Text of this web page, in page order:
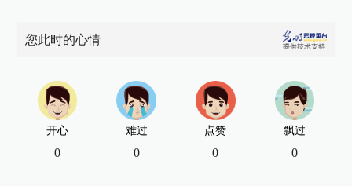
您此时的心情
开心
0
难过
0
点赞
0
飘过
0